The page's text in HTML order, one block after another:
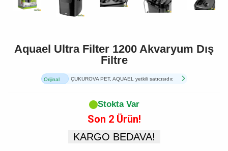
Aquael Ultra Filter 1200 Akvaryum Dış
Filtre
Orijinal
ÇUKUROVA PET, AQUAEL yetkili satıcısıdır.
Stokta Var
Son 2 Ürün!
KARGO BEDAVA!